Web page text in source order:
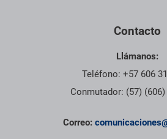
Contacto
Llámanos:
Teléfono: +57 606
Conmutador: (57) (606)
Correo: